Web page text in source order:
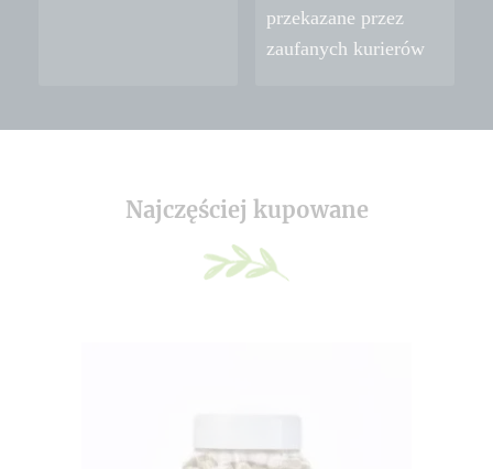
przekazane przez
zaufanych kurierów
Najczęściej kupowane